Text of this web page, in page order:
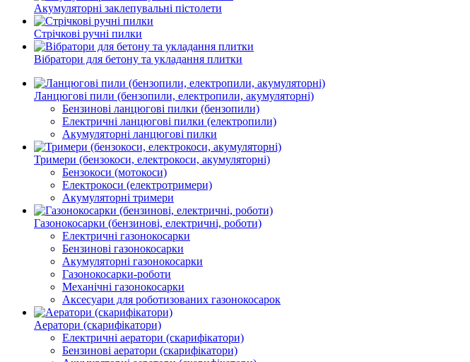
Акумуляторні заклепувальні пістолети
Стрічкові ручні пилки
Вібратори для бетону та укладання плитки
Ланцюгові пили (бензопили, електропили, акумуляторні)
Бензинові ланцюгові пилки (бензопили)
Електричні ланцюгові пилки (електропили)
Акумуляторні ланцюгові пилки
Тримери (бензокоси, електрокоси, акумуляторні)
Бензокоси (мотокоси)
Електрокоси (електротримери)
Акумуляторні тримери
Газонокосарки (бензинові, електричні, роботи)
Електричні газонокосарки
Бензинові газонокосарки
Акумуляторні газонокосарки
Газонокосарки-роботи
Механічні газонокосарки
Аксесуари для роботизованих газонокосарок
Аератори (скарифікатори)
Електричні аератори (скарифікатори)
Бензинові аератори (скарифікатори)